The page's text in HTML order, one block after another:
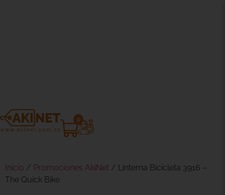
0
Inicio / Promociones AkiNet / Linterna Bicicleta 3916 –
The Quick Bike